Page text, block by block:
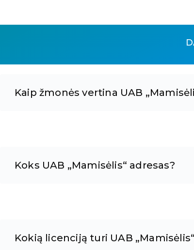
Kaip žmonės vertina UAB
Koks UAB „Mamisėlis“ adresas?
Kokią licenciją turi UAB